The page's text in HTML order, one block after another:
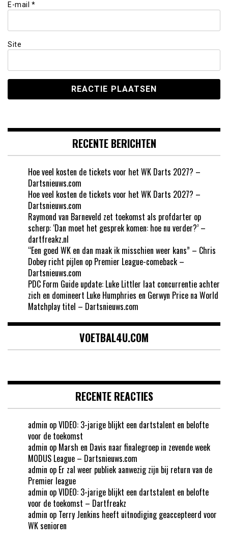
E-mail *
Site
RECENTE BERICHTEN
Hoe veel kosten de tickets voor het WK Darts 2027? –
Dartsnieuws.com
Hoe veel kosten de tickets voor het WK Darts 2027? –
Dartsnieuws.com
Raymond van Barneveld zet toekomst als profdarter op
scherp: ‘Dan moet het gesprek komen: hoe nu verder?’ –
dartfreakz.nl
“Een goed WK en dan maak ik misschien weer kans” – Chris
Dobey richt pijlen op Premier League-comeback –
Dartsnieuws.com
PDC Form Guide update: Luke Littler laat concurrentie achter
zich en domineert Luke Humphries en Gerwyn Price na World
Matchplay titel – Dartsnieuws.com
VOETBAL4U.COM
RECENTE REACTIES
admin opVIDEO: 3-jarige blijkt een dartstalent en belofte
voor de toekomst
admin op Marsh en Davis naar finalegroep in zevende week
MODUS League – Dartsnieuws.com
admin op Er zal weer publiek aanwezig zijn bij return van de
Premier league
admin opVIDEO: 3-jarige blijkt een dartstalent en belofte
voor de toekomst – Dartfreakz
admin op Terry Jenkins heeft uitnodiging geaccepteerd voor
WK senioren